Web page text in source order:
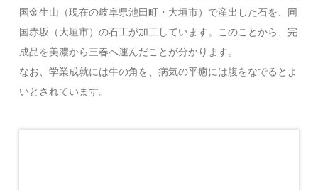
国金生山（現在の岐阜県池田町・大垣市）で産出した石を、同
国赤坂（大垣市）の石工が加工しています。このことから、完
成品を美濃から三春へ運んだことが分かります。
なお、学業成就には牛の角を、病気の平癒には腹をなでるとよ
いとされています。